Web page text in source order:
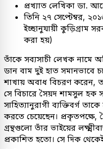
প্রখ্যাত লেখিকা ডা.
তিনি ২৭ সেপ্টেম্বর,
ইচ্ছানুযায়ী কুড়িগ্রাম
করা হয়)
তাঁকে সব্যসাচী লেখক নামে
ডান বাম দুই হাত সমানভাবে
শাখায় অবাধ বিচরণ করেন,
সে বিচারে সৈয়দ শামসুল হক
সাহিত্যানুরাগী ব্যক্তিবর্গ
করতে চেয়েছেন।
গ্রন্থগুলো তাঁর ভাইয়ের
প্রকাশিত হতো। সে দিক